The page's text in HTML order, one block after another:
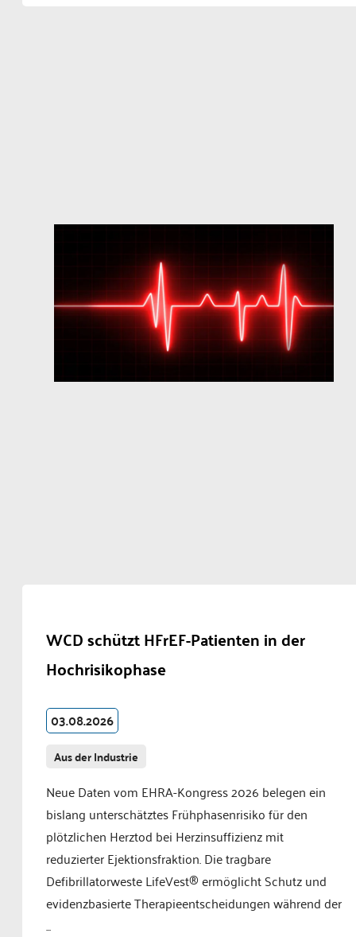
WCD schützt HFrEF-Patienten in der
Hochrisikophase
03.08.2026
Aus der Industrie
Neue Daten vom EHRA-Kongress 2026 belegen ein
bislang unterschätztes Frühphasenrisiko für den
plötzlichen Herztod bei Herzinsuffizienz mit
reduzierter Ejektionsfraktion. Die tragbare
Defibrillatorweste LifeVest® ermöglicht Schutz und
evidenzbasierte Therapieentscheidungen während der
...